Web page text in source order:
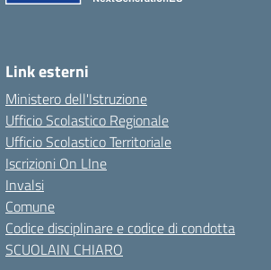
Link esterni
Ministero dell'Istruzione
Ufficio Scolastico Regionale
Ufficio Scolastico Territoriale
Iscrizioni On LIne
Invalsi
Comune
Codice disciplinare e codice di condotta
SCUOLAIN CHIARO